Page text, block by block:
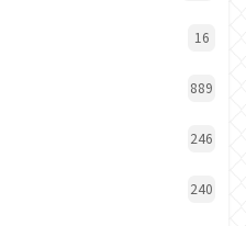
16
889
246
240